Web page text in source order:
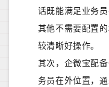
话既能满足业务
其他不需要配置
较清晰好操作。
其次，企微宝配
务员在外位置，